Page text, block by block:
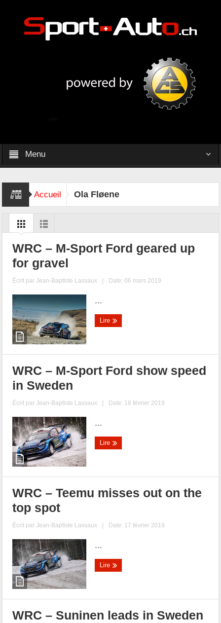
Menu
Accueil Ola Fløene
WRC – M-Sport Ford geared up
for gravel
Écrit parJean-Baptiste Lassaux | Date: 06 mars 2019
...
Lire
WRC – M-Sport Ford show speed
in Sweden
Écrit parJean-Baptiste Lassaux | Date: 18 février 2019
...
Lire
WRC – Teemu misses out on the
top spot
Écrit parJean-Baptiste Lassaux | Date: 17 février 2019
...
Lire
WRC – Suninen leads in Sweden